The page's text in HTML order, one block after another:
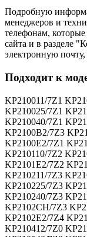
Подробную
менеджеров и
телефонам,
сайта и в разделе
электронную
Подходит к
KP210011/7Z1
KP210025/7Z1
KP210040/7Z1
KP2100B2/7Z3
KP2100E2/7Z1
KP210110/7Z2
KP2101E2/7Z2
KP210211/7Z3
KP210225/7Z3
KP210240/7Z3
KP2102CH/7Z3
KP2102E2/7Z4
KP210412/7Z0